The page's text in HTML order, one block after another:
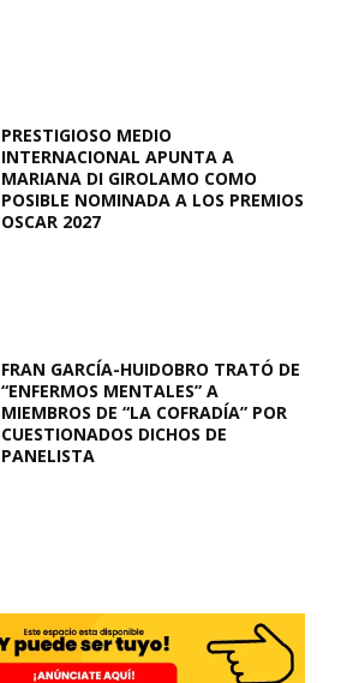
PRESTIGIOSO MEDIO
INTERNACIONAL APUNTA A
MARIANA DI GIROLAMO COMO
POSIBLE NOMINADA A LOS PREMIOS
OSCAR 2027
FRAN GARCÍA-HUIDOBRO TRATÓ DE
“ENFERMOS MENTALES” A
MIEMBROS DE “LA COFRADÍA” POR
CUESTIONADOS DICHOS DE
PANELISTA